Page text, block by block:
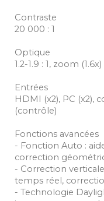
Contraste
20 000 : 1
Optique
1.2-1.9 : 1, zoom
Entrées
HDMI (x2), PC (x2),
(contrôle)
Fonctions avancées
- Fonction Auto :
correction
- Correction
temps réel,
- Technologie